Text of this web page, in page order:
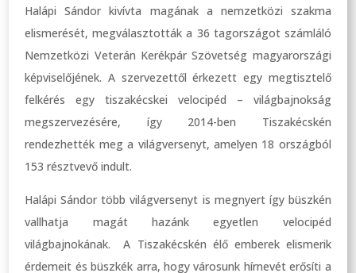
Halápi Sándor kivívta magának a nemzetközi szakma
elismerését, megválasztották a 36 tagországot számláló
Nemzetközi Veterán Kerékpár Szövetség magyarországi
képviselőjének. A szervezettől érkezett egy megtisztelő
felkérés egy tiszakécskei velocipéd – világbajnokság
megszervezésére, így 2014-ben Tiszakécskén
rendezhették meg a világversenyt, amelyen 18 országból
153 résztvevő indult.
Halápi Sándor több világversenyt is megnyert így büszkén
vallhatja magát hazánk egyetlen velocipéd
világbajnokának. A Tiszakécskén élő emberek elismerik
érdemeit és büszkék arra, hogy városunk hírnevét erősíti a